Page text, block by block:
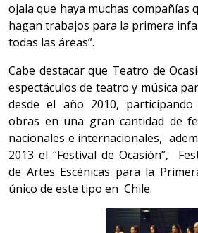
ojala que haya muchas compañías
hagan trabajos para la primera
todas las áreas”.
Cabe destacar que Teatro de
espectáculos de teatro y música
desde el año 2010,
obras en una gran cantidad de
nacionales e internacionales,
2013 el “Festival de Ocasión”,
de Artes Escénicas para la
único de este tipo en Chile.